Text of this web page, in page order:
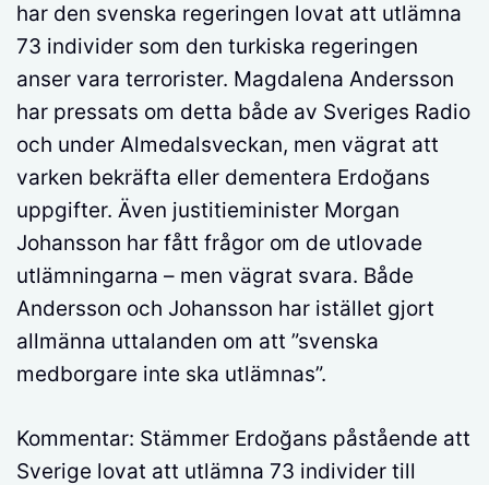
har den svenska regeringen lovat att utlämna
73 individer som den turkiska regeringen
anser vara terrorister. Magdalena Andersson
har pressats om detta både av Sveriges Radio
och under Almedalsveckan, men vägrat att
varken bekräfta eller dementera Erdoğans
uppgifter. Även justitieminister Morgan
Johansson har fått frågor om de utlovade
utlämningarna – men vägrat svara. Både
Andersson och Johansson har istället gjort
allmänna uttalanden om att ”svenska
medborgare inte ska utlämnas”.
Kommentar: Stämmer Erdoğans påstående att
Sverige lovat att utlämna 73 individer till